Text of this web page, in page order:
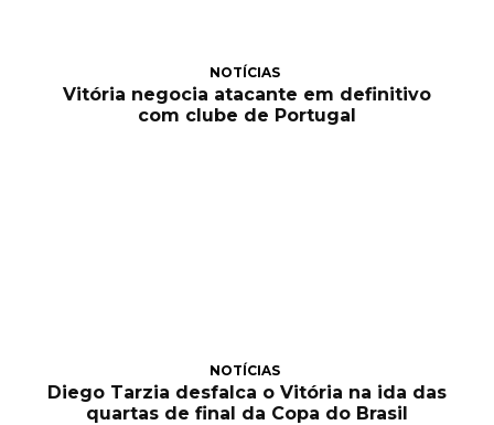
NOTÍCIAS
Vitória negocia atacante em definitivo
com clube de Portugal
NOTÍCIAS
Diego Tarzia desfalca o Vitória na ida das
quartas de final da Copa do Brasil